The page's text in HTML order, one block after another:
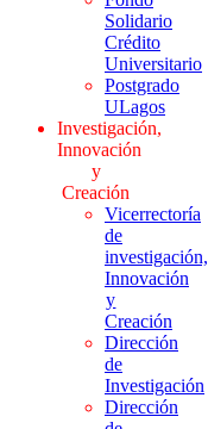
Solidario
Crédito
Universitario
Postgrado
ULagos
Investigación,
Innovación
y
Creación
Vicerrectoría
de
investigación,
Innovación
y
Creación
Dirección
de
Investigación
Dirección